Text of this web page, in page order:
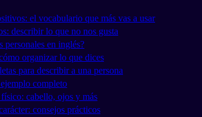
el vocabulario que más vas a usar
describir lo que no nos gusta
personales en inglés?
organizar lo que dices
para describir a una persona
completo
cabello, ojos y más
consejos prácticos